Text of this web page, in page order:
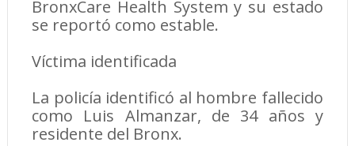
BronxCare Health System y su estado
se reportó como estable.
Víctima identificada
La policía identificó al hombre fallecido
como Luis Almanzar, de 34 años y
residente del Bronx.